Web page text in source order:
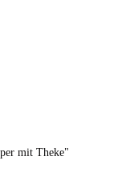
mit Theke"